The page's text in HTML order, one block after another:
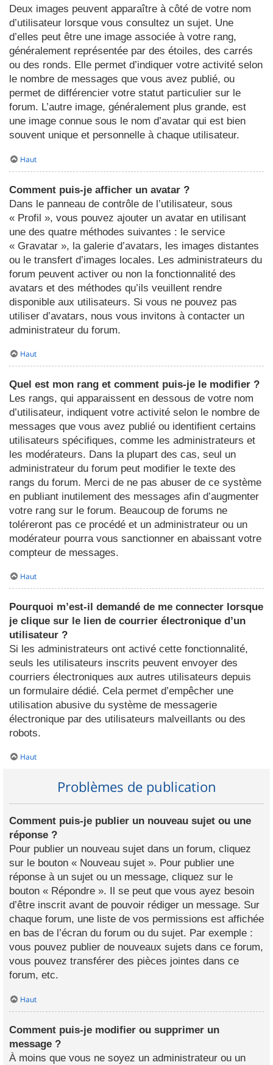
Deux images peuvent apparaître à côté de votre nom
d’utilisateur lorsque vous consultez un sujet. Une
d’elles peut être une image associée à votre rang,
généralement représentée par des étoiles, des carrés
ou des ronds. Elle permet d’indiquer votre activité selon
le nombre de messages que vous avez publié, ou
permet de différencier votre statut particulier sur le
forum. L’autre image, généralement plus grande, est
une image connue sous le nom d’avatar qui est bien
souvent unique et personnelle à chaque utilisateur.
Haut
Comment puis-je afficher un avatar ?
Dans le panneau de contrôle de l’utilisateur, sous
« Profil », vous pouvez ajouter un avatar en utilisant
une des quatre méthodes suivantes : le service
« Gravatar », la galerie d’avatars, les images distantes
ou le transfert d’images locales. Les administrateurs du
forum peuvent activer ou non la fonctionnalité des
avatars et des méthodes qu’ils veuillent rendre
disponible aux utilisateurs. Si vous ne pouvez pas
utiliser d’avatars, nous vous invitons à contacter un
administrateur du forum.
Haut
Quel est mon rang et comment puis-je le modifier ?
Les rangs, qui apparaissent en dessous de votre nom
d’utilisateur, indiquent votre activité selon le nombre de
messages que vous avez publié ou identifient certains
utilisateurs spécifiques, comme les administrateurs et
les modérateurs. Dans la plupart des cas, seul un
administrateur du forum peut modifier le texte des
rangs du forum. Merci de ne pas abuser de ce système
en publiant inutilement des messages afin d’augmenter
votre rang sur le forum. Beaucoup de forums ne
toléreront pas ce procédé et un administrateur ou un
modérateur pourra vous sanctionner en abaissant votre
compteur de messages.
Haut
Pourquoi m’est-il demandé de me connecter lorsque
je clique sur le lien de courrier électronique d’un
utilisateur ?
Si les administrateurs ont activé cette fonctionnalité,
seuls les utilisateurs inscrits peuvent envoyer des
courriers électroniques aux autres utilisateurs depuis
un formulaire dédié. Cela permet d’empêcher une
utilisation abusive du système de messagerie
électronique par des utilisateurs malveillants ou des
robots.
Haut
Problèmes de publication
Comment puis-je publier un nouveau sujet ou une
réponse ?
Pour publier un nouveau sujet dans un forum, cliquez
sur le bouton « Nouveau sujet ». Pour publier une
réponse à un sujet ou un message, cliquez sur le
bouton « Répondre ». Il se peut que vous ayez besoin
d’être inscrit avant de pouvoir rédiger un message. Sur
chaque forum, une liste de vos permissions est affichée
en bas de l’écran du forum ou du sujet. Par exemple :
vous pouvez publier de nouveaux sujets dans ce forum,
vous pouvez transférer des pièces jointes dans ce
forum, etc.
Haut
Comment puis-je modifier ou supprimer un
message ?
À moins que vous ne soyez un administrateur ou un